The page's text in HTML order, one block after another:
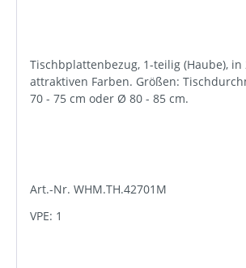
Tischbplattenbezug, 1-teilig (Haube), in
attraktiven Farben. Größen:
70 - 75 cm oder Ø 80 - 85 cm.
Art.-Nr. WHM.TH.42701M
VPE: 1